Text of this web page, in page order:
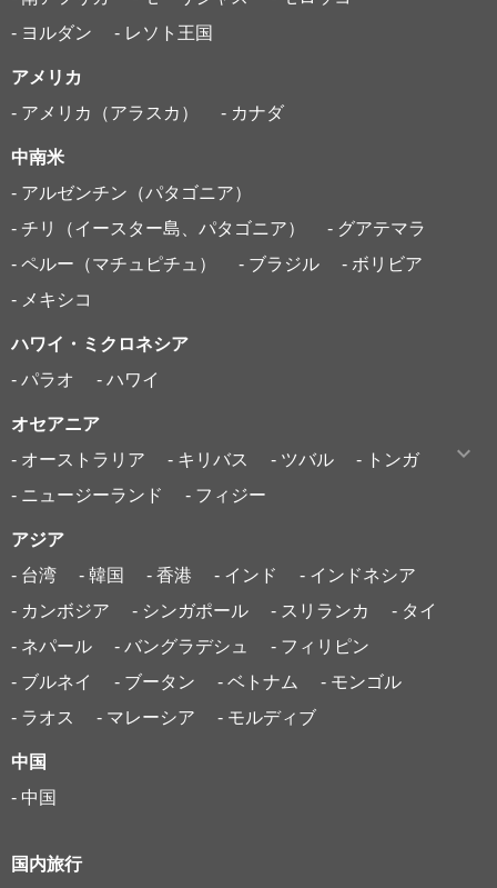
- ヨルダン
- レソト王国
アメリカ
- アメリカ（アラスカ）
- カナダ
中南米
- アルゼンチン（パタゴニア）
- チリ（イースター島、パタゴニア）
- グアテマラ
- ペルー（マチュピチュ）
- ブラジル
- ボリビア
- メキシコ
ハワイ・ミクロネシア
- パラオ
- ハワイ
オセアニア
- オーストラリア
- キリバス - ツバル
- トンガ
- ニュージーランド
- フィジー
アジア
- 台湾
- 韓国 - 香港 - インド
- インドネシア
- カンボジア
- シンガポール - スリランカ
- タイ
- ネパール
- バングラデシュ
- フィリピン
- ブルネイ
- ブータン - ベトナム
- モンゴル
- ラオス
- マレーシア - モルディブ
中国
- 中国
国内旅行